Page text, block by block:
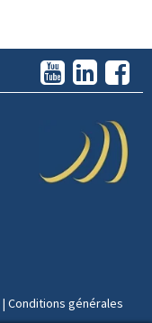
| Conditions générales